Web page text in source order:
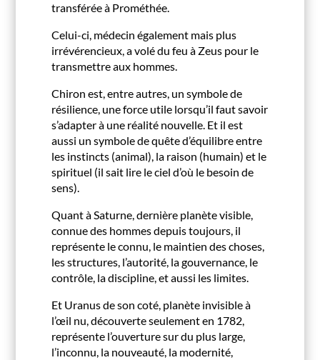
transférée à Prométhée.
Celui-ci, médecin également mais plus
irrévérencieux, a volé du feu à Zeus pour le
transmettre aux hommes.
Chiron est, entre autres, un symbole de
résilience, une force utile lorsqu’il faut savoir
s’adapter à une réalité nouvelle. Et il est
aussi un symbole de quête d’équilibre entre
les instincts (animal), la raison (humain) et le
spirituel (il sait lire le ciel d’où le besoin de
sens).
Quant à Saturne, dernière planète visible,
connue des hommes depuis toujours, il
représente le connu, le maintien des choses,
les structures, l’autorité, la gouvernance, le
contrôle, la discipline, et aussi les limites.
Et Uranus de son coté, planète invisible à
l’œil nu, découverte seulement en 1782,
représente l’ouverture sur du plus large,
l’inconnu, la nouveauté, la modernité,